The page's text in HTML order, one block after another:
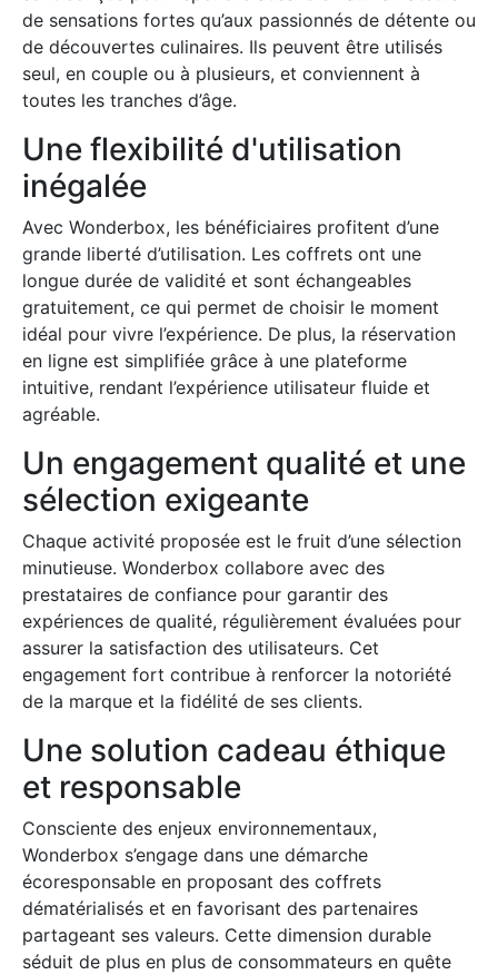
de sensations fortes qu’aux passionnés de détente ou
de découvertes culinaires. Ils peuvent être utilisés
seul, en couple ou à plusieurs, et conviennent à
toutes les tranches d’âge.
Une flexibilité d'utilisation
inégalée
Avec Wonderbox, les bénéficiaires profitent d’une
grande liberté d’utilisation. Les coffrets ont une
longue durée de validité et sont échangeables
gratuitement, ce qui permet de choisir le moment
idéal pour vivre l’expérience. De plus, la réservation
en ligne est simplifiée grâce à une plateforme
intuitive, rendant l’expérience utilisateur fluide et
agréable.
Un engagement qualité et une
sélection exigeante
Chaque activité proposée est le fruit d’une sélection
minutieuse. Wonderbox collabore avec des
prestataires de confiance pour garantir des
expériences de qualité, régulièrement évaluées pour
assurer la satisfaction des utilisateurs. Cet
engagement fort contribue à renforcer la notoriété
de la marque et la fidélité de ses clients.
Une solution cadeau éthique
et responsable
Consciente des enjeux environnementaux,
Wonderbox s’engage dans une démarche
écoresponsable en proposant des coffrets
dématérialisés et en favorisant des partenaires
partageant ses valeurs. Cette dimension durable
séduit de plus en plus de consommateurs en quête